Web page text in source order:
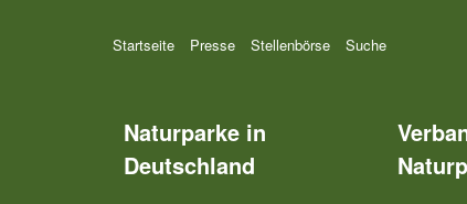
Startseite Presse Stellenbörse Suche
Naturparke in
Deutschland